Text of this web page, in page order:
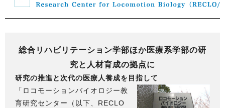
総合リハビリテーション学部ほか医療系学部の研
究と人材育成の拠点に
研究の推進と次代の医療人養成を目指して
「ロコモーションバイオロジー教
育研究センター（以下、RECLO